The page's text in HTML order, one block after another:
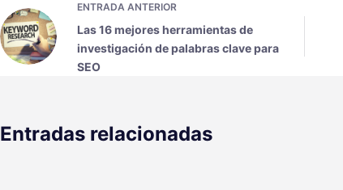
ENTRADA ANTERIOR
Las 16 mejores herramientas de
investigación de palabras clave para
SEO
Entradas relacionadas